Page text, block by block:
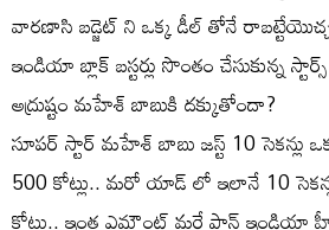
వారణాసి బడ్జెట్ ని ఒక్క డీల్ తోనే
ఇండియా బ్లాక్ బస్టర్లు సొంతం చేసుకున్న
అద్రుష్టం మహేశ్ బాబుకి దక్కుతోందా?
సూపర్ స్టార్ మహేశ్ బాబు జస్ట్ 10
500 కోట్లు.. మరో యాడ్ లో ఇలానే 10
కోట్లు.. ఇంత ఎమౌంట్ మరే పాన్ ఇండియా